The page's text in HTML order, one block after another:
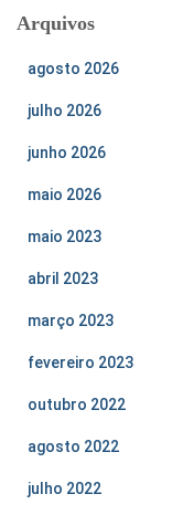
Arquivos
agosto 2026
julho 2026
junho 2026
maio 2026
maio 2023
abril 2023
março 2023
fevereiro 2023
outubro 2022
agosto 2022
julho 2022